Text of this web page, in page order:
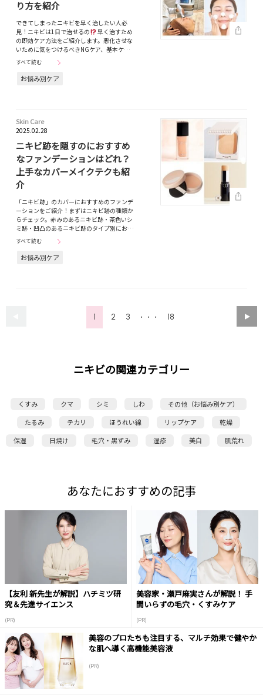
り方を紹介
できてしまったニキビを早く治したい人必
見！ニキビは1日で治せるの
早く治すため
の即効ケア方法をご紹介します。悪化させな
いために気をつけるべきNGケア、基本ケ…
すべて読む
お悩み別ケア
Skin Care
2025.02.28
ニキビ跡を隠すのにおすすめ
なファンデーションはどれ？
上手なカバーメイクテクも紹
介
「ニキビ跡」のカバーにおすすめのファンデ
ーションをご紹介！まずはニキビ跡の種類か
らチェック。赤みのあるニキビ跡・茶色いシ
ミ跡・凹凸のあるニキビ跡のタイプ別にお…
すべて読む
お悩み別ケア
1 2 3 ・・・ 18
ニキビの関連カテゴリー
くすみ クマ シミ しわ
その他（お悩み別ケア）
たるみ
テカリ ほうれい線 リップケア
乾燥
保湿
日焼け 毛穴・黒ずみ 湿疹 美白 肌荒れ
あなたにおすすめの記事
【友利 新先生が解説】ハチミツ研
究＆先進サイエンス
(PR)
美容家・瀬戸麻実さんが解説！ 手
間いらずの毛穴・くすみケア
(PR)
美容のプロたちも注目する、マルチ効果で健やか
な肌へ導く高機能美容液
(PR)